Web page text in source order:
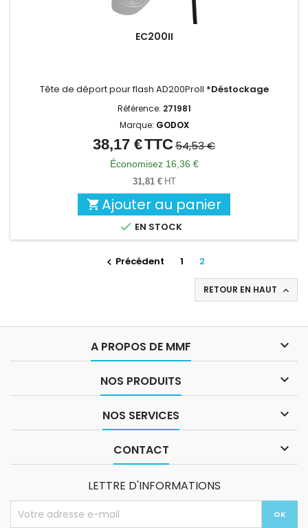
EC200II
Tête de déport pour flash AD200ProII *Déstockage
Référence: 271981
Marque: GODOX
Prix
Prix
de
base
38,17 €TTC54,53 €
Économisez 16,36 €
31,81 € HT
 Ajouter au panier
 EN STOCK
 Précédent 1 2
RETOUR EN HAUT 
A PROPOS DE MMF 
NOS PRODUITS 
NOS SERVICES 
CONTACT 
LETTRE D'INFORMATIONS